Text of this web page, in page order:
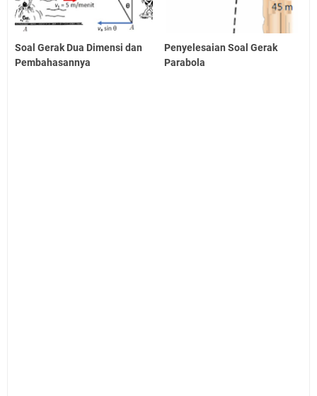
Soal Gerak Dua Dimensi dan
Pembahasannya
Penyelesaian Soal Gerak
Parabola